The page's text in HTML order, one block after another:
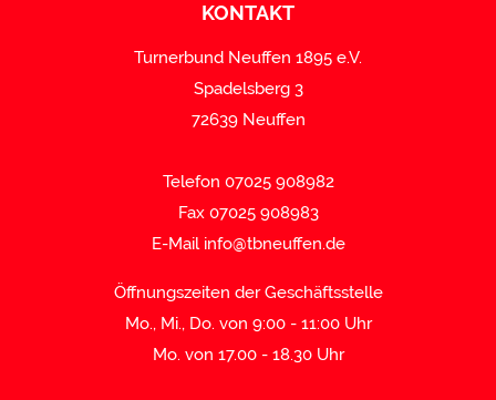
KONTAKT
Turnerbund Neuffen 1895 e.V.
Spadelsberg 3
72639 Neuffen
Telefon 07025 908982
Fax 07025 908983
E-Mail info@tbneuffen.de
Öffnungszeiten der Geschäftsstelle
Mo., Mi., Do. von 9:00 - 11:00 Uhr
Mo. von 17.00 - 18.30 Uhr